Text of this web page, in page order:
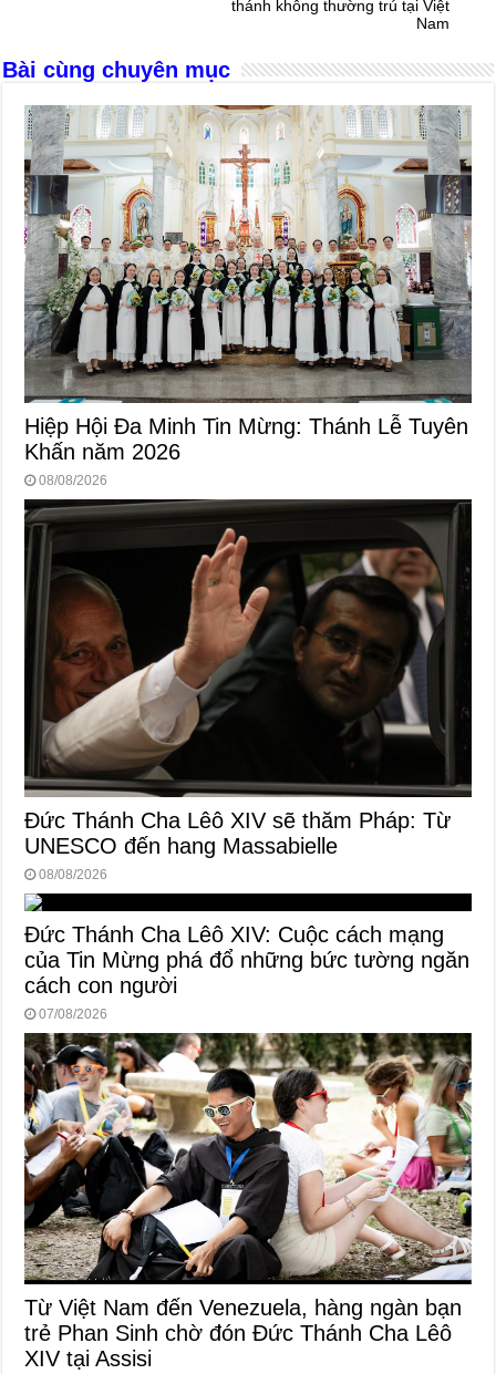
thánh không thường trú tại Việt
Nam
Bài cùng chuyên mục
Hiệp Hội Đa Minh Tin Mừng: Thánh Lễ Tuyên
Khấn năm 2026
08/08/2026
Đức Thánh Cha Lêô XIV sẽ thăm Pháp: Từ
UNESCO đến hang Massabielle
08/08/2026
Đức Thánh Cha Lêô XIV: Cuộc cách mạng
của Tin Mừng phá đổ những bức tường ngăn
cách con người
07/08/2026
Từ Việt Nam đến Venezuela, hàng ngàn bạn
trẻ Phan Sinh chờ đón Đức Thánh Cha Lêô
XIV tại Assisi